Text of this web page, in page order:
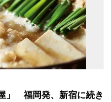
」 福岡発、新宿に続き